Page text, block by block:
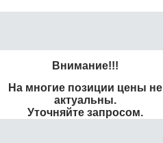
Внимание!!!
На многие позиции цены не
актуальны.
Уточняйте запросом.